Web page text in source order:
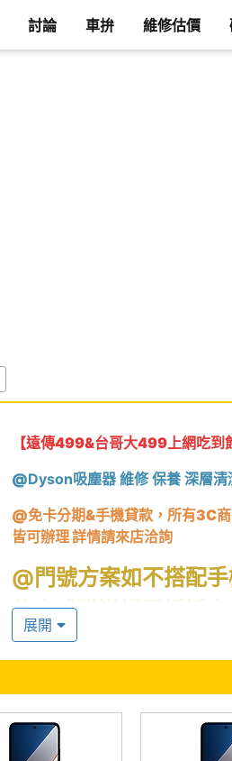
討論 車拚 維修估價
【遠傳499&台哥大499上網吃到
@Dyson吸塵器 維修 保養 深層清
@免卡分期&手機貸款 ，所有3C
皆可辦理 詳情請來店洽詢
@門號方案如不搭配
約金或贈送帳單折抵金
@高價回收中古機及
@凡可攜或新辦門號即加贈"9H鋼
@來店前請先確認是否有貨
展開